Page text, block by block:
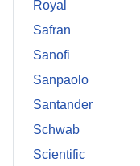
Royal
Safran
Sanofi
Sanpaolo
Santander
Schwab
Scientific